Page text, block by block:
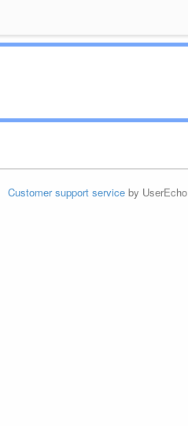
Customer support serviceby UserEcho